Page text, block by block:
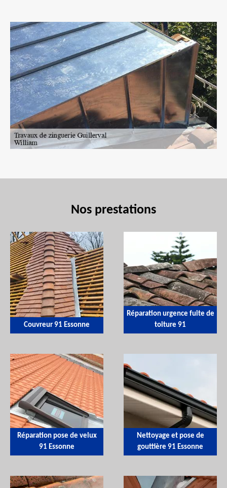
Nos prestations
Couvreur 91 Essonne
Réparation urgence fuite de
toiture 91
Réparation pose de velux
91 Essonne
Nettoyage et pose de
gouttière 91 Essonne